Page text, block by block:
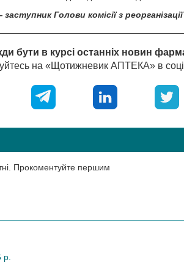
Голови комісії з
бути в курсі останніх новин
на «Щотижневик АПТЕКА» в
Прокоментуйте першим
р.